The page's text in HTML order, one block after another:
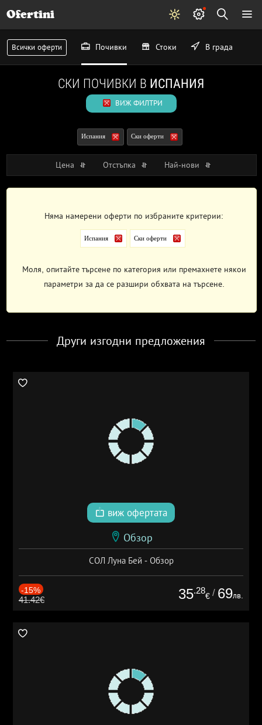
Ofertini
Всички оферти Почивки Стоки В града
СКИ ПОЧИВКИ В ИСПАНИЯ
ВИЖ ФИЛТРИ
Испания Ски оферти
Цена Отстъпка Най-нови
Няма намерени оферти по избраните критерии:
Испания Ски оферти
Моля, опитайте търсене по категория или премахнете някои
параметри за да се разшири обхвата на търсене.
Други изгодни предложения
виж офертата
Обзор
СОЛ Луна Бей - Обзор
-15%
41.42€ 35.28
€ / 69лв.